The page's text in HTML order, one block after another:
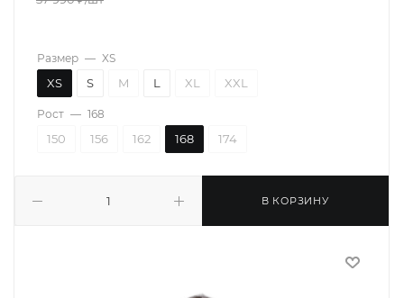
В КОРЗИНУ
Размер — XS
XS S M L XL XXL
Рост — 168
150 156 162 168 174